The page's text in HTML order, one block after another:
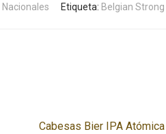
Nacionales Etiqueta: Belgian
10%
Cabesas Bier IPA Atómica